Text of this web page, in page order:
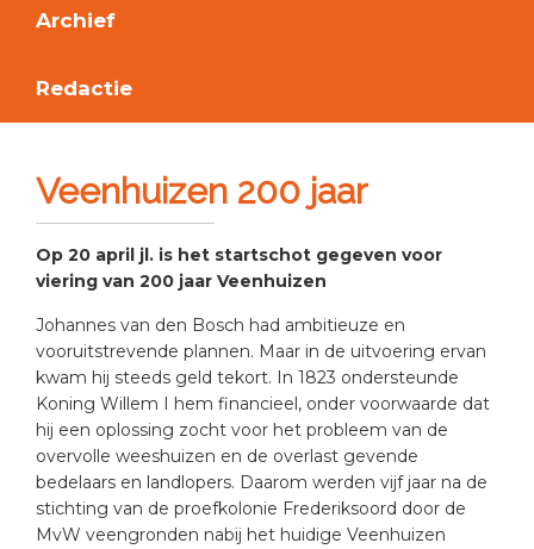
Archief
Redactie
Veenhuizen 200 jaar
Op 20 april jl. is het startschot gegeven voor
viering van 200 jaar Veenhuizen
Johannes van den Bosch had ambitieuze en
vooruitstrevende plannen. Maar in de uitvoering ervan
kwam hij steeds geld tekort. In 1823 ondersteunde
Koning Willem I hem financieel, onder voorwaarde dat
hij een oplossing zocht voor het probleem van de
overvolle weeshuizen en de overlast gevende
bedelaars en landlopers. Daarom werden vijf jaar na de
stichting van de proefkolonie Frederiksoord door de
MvW veengronden nabij het huidige Veenhuizen